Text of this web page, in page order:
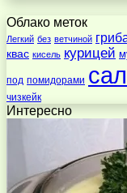
Облако меток
Легкий без ветчиной
квас кисель курицей
под помидорами
чизкейк
Интересно